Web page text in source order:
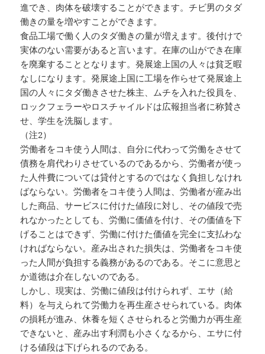
進でき、肉体を破壊することができます。チビ男のタダ
働きの量を増やすことができます。
食品工場で働く人のタダ働きの量が増えます。後付けで
実体のない需要があると言います。在庫の山ができ在庫
を廃棄することとなります。発展途上国の人々は貧乏暇
なしになります。発展途上国に工場を作らせて発展途上
国の人々にタダ働きさせた株主、ムチを入れた役員を、
ロックフェラーやロスチャイルドは広報担当者に称賛さ
せ、学生を洗脳します。
（注2）
労働者をコキ使う人間は、自分に代わって労働をさせて
債務を肩代わりさせているのであるから、労働者が使っ
た人件費については貸付とするのではなく負担しなけれ
ばならない。労働者をコキ使う人間は、労働者が産み出
した商品、サービスに付けた値段に対し、その値段で売
れなかったとしても、労働に価値を付け、その価値を下
げることはできず、労働に付けた価値を完全に支払わな
ければならない。産み出された損失は、労働者をコキ使
った人間が負担する義務があるのである。そこに意思と
か道徳は介在しないのである。
しかし、現実は、労働に値段は付けられず、エサ（給
料）を与えられて労働力を再生産させられている。肉体
の損耗が進み、休養を短くさせられると労働力が再生産
できないと、産み出す利潤も小さくなるから、エサに付
ける値段は下げられるのである。